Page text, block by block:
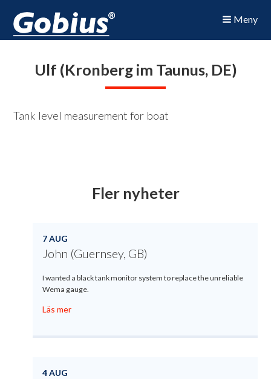
Meny
Ulf (Kronberg im Taunus, DE)
Tank level measurement for boat
Fler nyheter
7 AUG
John (Guernsey, GB)
I wanted a black tank monitor system to replace the unreliable
Wema gauge.
Läs mer
4 AUG